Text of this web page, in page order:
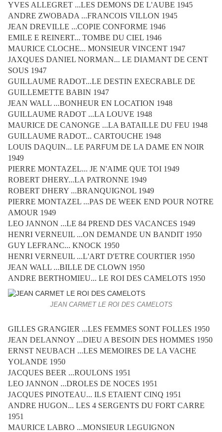
YVES ALLEGRET ...LES DEMONS DE L'AUBE 1945
ANDRE ZWOBADA ...FRANCOIS VILLON 1945
JEAN DREVILLE ...COPIE CONFORME 1946
EMILE E REINERT... TOMBE DU CIEL 1946
MAURICE CLOCHE... MONSIEUR VINCENT 1947
JAXQUES DANIEL NORMAN... LE DIAMANT DE CENT
SOUS 1947
GUILLAUME RADOT...LE DESTIN EXECRABLE DE
GUILLEMETTE BABIN 1947
JEAN WALL ...BONHEUR EN LOCATION 1948
GUILLAUME RADOT ...LA LOUVE 1948
MAURICE DE CANONGE ...LA BATAILLE DU FEU 1948
GUILLAUME RADOT... CARTOUCHE 1948
LOUIS DAQUIN... LE PARFUM DE LA DAME EN NOIR
1949
PIERRE MONTAZEL... JE N'AIME QUE TOI 1949
ROBERT DHERY...LA PATRONNE 1949
ROBERT DHERY ...BRANQUIGNOL 1949
PIERRE MONTAZEL ...PAS DE WEEK END POUR NOTRE
AMOUR 1949
LEO JANNON ...LE 84 PREND DES VACANCES 1949
HENRI VERNEUIL ...ON DEMANDE UN BANDIT 1950
GUY LEFRANC... KNOCK 1950
HENRI VERNEUIL ...L'ART D'ETRE COURTIER 1950
JEAN WALL ...BILLE DE CLOWN 1950
ANDRE BERTHOMIEU... LE ROI DES CAMELOTS 1950
JEAN CARMET LE ROI DES CAMELOTS
GILLES GRANGIER ...LES FEMMES SONT FOLLES 1950
JEAN DELANNOY ...DIEU A BESOIN DES HOMMES 1950
ERNST NEUBACH ...LES MEMOIRES DE LA VACHE
YOLANDE 1950
JACQUES BEER ...ROULONS 1951
LEO JANNON ...DROLES DE NOCES 1951
JACQUES PINOTEAU... ILS ETAIENT CINQ 1951
ANDRE HUGON... LES 4 SERGENTS DU FORT CARRE
1951
MAURICE LABRO ...MONSIEUR LEGUIGNON